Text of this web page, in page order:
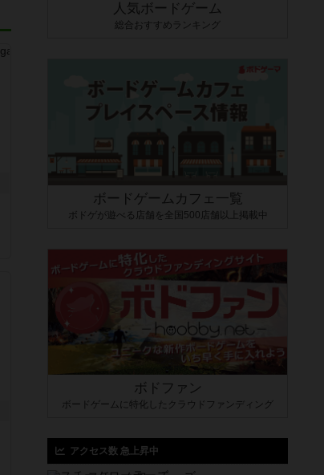
人気ボードゲーム
総合おすすめランキング
ボードゲームカフェ一覧
ボドゲが遊べる店舗を全国500店舗以上掲載中
ボドファン
ボードゲームに特化したクラウドファンディング
アクセス数 急上昇中